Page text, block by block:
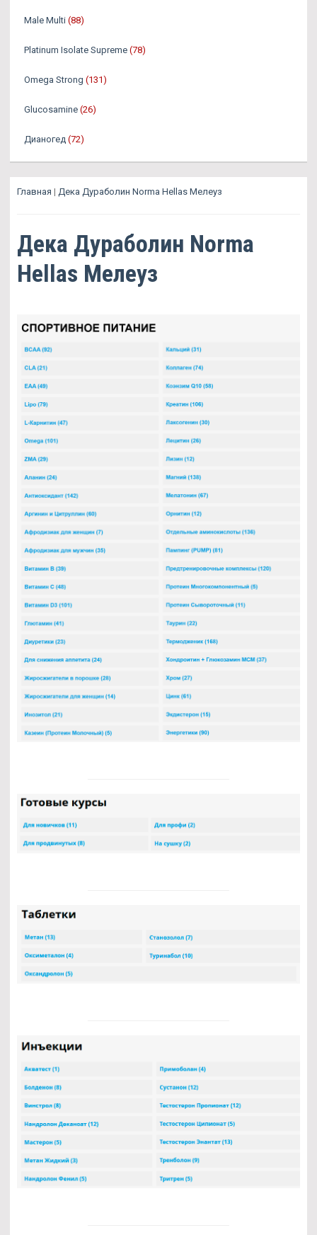
Male Multi (88)
Platinum Isolate Supreme (78)
Omega Strong (131)
Glucosamine (26)
Дианогед (72)
Главная | Дека Дураболин Norma Hellas Мелеуз
Дека Дураболин Norma
Hellas Мелеуз